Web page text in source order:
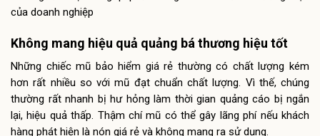
của doanh nghiệp
Không mang hiệu quả quảng bá thương hiệu tốt
Những chiếc mũ bảo hiểm giá rẻ thường có chất lượng kém
hơn rất nhiều so với mũ đạt chuẩn chất lượng. Vì thế, chúng
thường rất nhanh bị hư hỏng làm thời gian quảng cáo bị ngắn
lại, hiệu quả thấp. Thậm chí mũ có thể gây lãng phí nếu khách
hàng phát hiện là nón giá rẻ và không mang ra sử dụng.